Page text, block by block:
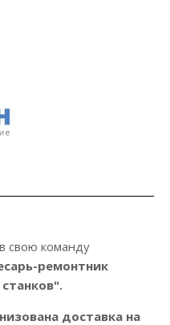
свою команду
ремонтник
доставка на